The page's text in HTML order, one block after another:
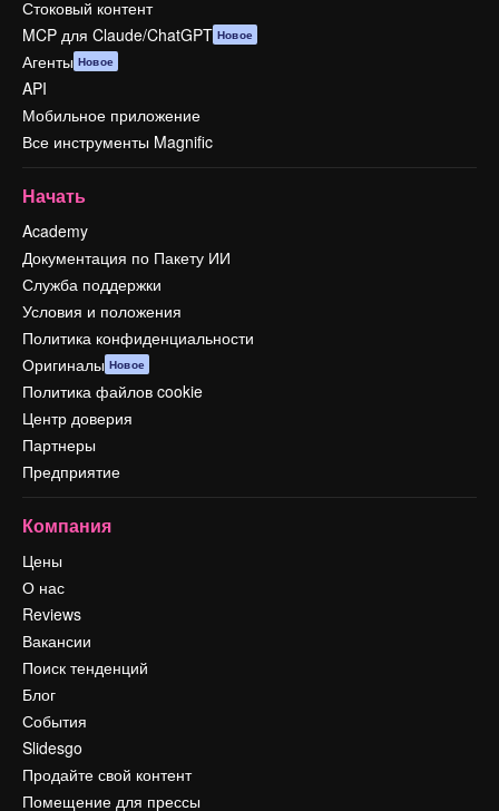
Стоковый контент
MCP для Claude/ChatGPT Новое
Агенты Новое
API
Мобильное приложение
Все инструменты Magnific
Начать
Academy
Документация по Пакету ИИ
Служба поддержки
Условия и положения
Политика конфиденциальности
Оригиналы Новое
Политика файлов cookie
Центр доверия
Партнеры
Предприятие
Компания
Цены
О нас
Reviews
Вакансии
Поиск тенденций
Блог
События
Slidesgo
Продайте свой контент
Помещение для прессы